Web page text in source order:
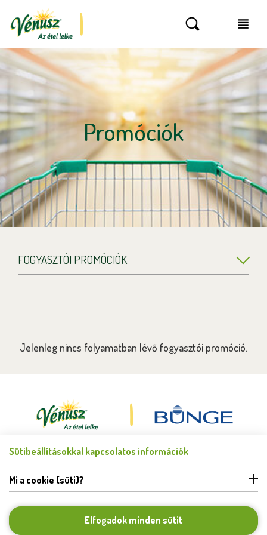
Sütibeállításokkal kapcsolatos információk
Mi a cookie (süti)?
Elfogadok minden sütit
Promóciók
FOGYASZTÓI PROMÓCIÓK
Jelenleg nincs folyamatban lévő fogyasztói promóció.
Minden jog fenntartva © Bunge Zrt. 2026.
ADATKEZELÉSI TÁJÉKOZTATÓ
COOKIE BEÁLLÍTÁSOK